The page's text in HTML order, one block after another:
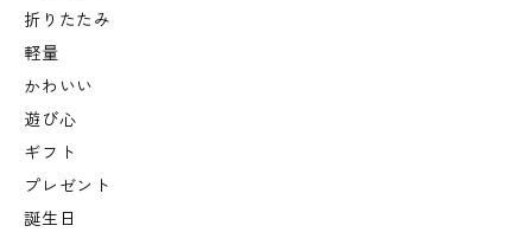
折りたたみ
軽量
かわいい
遊び心
ギフト
プレゼント
誕生日